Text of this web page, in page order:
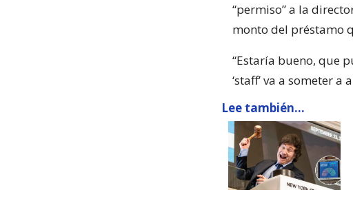
“permiso” a la
monto del préstamo
“Estaría bueno, que
‘staff’ va a someter
Lee también...